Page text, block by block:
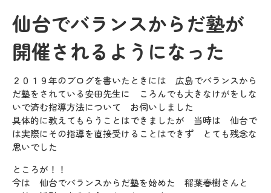
仙台でバランスからだ塾が
開催されるようになった
２０１９年のブログを書いたときには 広島でバランスから
だ塾をされている安田先生に ころんでも大きなけがをしな
いで済む指導方法について お伺いしました
具体的に教えてもらうことはできましたが 当時は 仙台で
は実際にその指導を直接受けることはできず とても残念な
思いでした
ところが！！
今は 仙台でバランスからだ塾を始めた 稲葉春樹さんと